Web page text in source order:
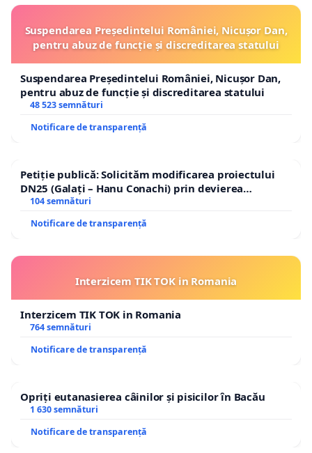
Suspendarea Președintelui României, Nicușor Dan,
pentru abuz de funcție și discreditarea statului
Suspendarea Președintelui României, Nicușor Dan,
pentru abuz de funcție și discreditarea statului
48 523 semnături
Notificare de transparență
Petiție publică: Solicităm modificarea proiectului
DN25 (Galați – Hanu Conachi) prin devierea
traseului în afara localităților!
104 semnături
Notificare de transparență
Interzicem TIK TOK in Romania
Interzicem TIK TOK in Romania
764 semnături
Notificare de transparență
Opriți eutanasierea câinilor și pisicilor în Bacău
1 630 semnături
Notificare de transparență